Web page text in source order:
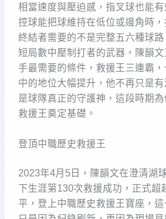
相當速度與壓迫感，指叉球也能
控球能把球維持在低位或邊角時，
終結者需要的不是完整五六種球
短局數中壓制打者的武器，陳韻
手最需要的條件，救援王三連霸
中的地位大幅提升，他不再只是
是球隊真正的守護神，這段時期
救援王奠定基礎。
登頂中職歷史救援王
2023年4月5日，陳韻文在澄清湖
下生涯第130次救援成功，正式超
平，登上中職歷史救援王寶座，